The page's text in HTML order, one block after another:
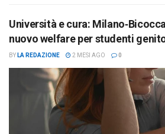
Università e cura:
nuovo welfare per studenti
BY LA REDAZIONE 2 MESI AGO 0